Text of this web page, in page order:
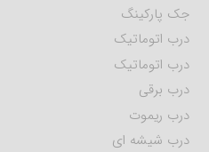
جک پارکینگ
درب اتوماتیک
درب اتوماتیک
درب برقی
درب ریموت
درب شیشه ای